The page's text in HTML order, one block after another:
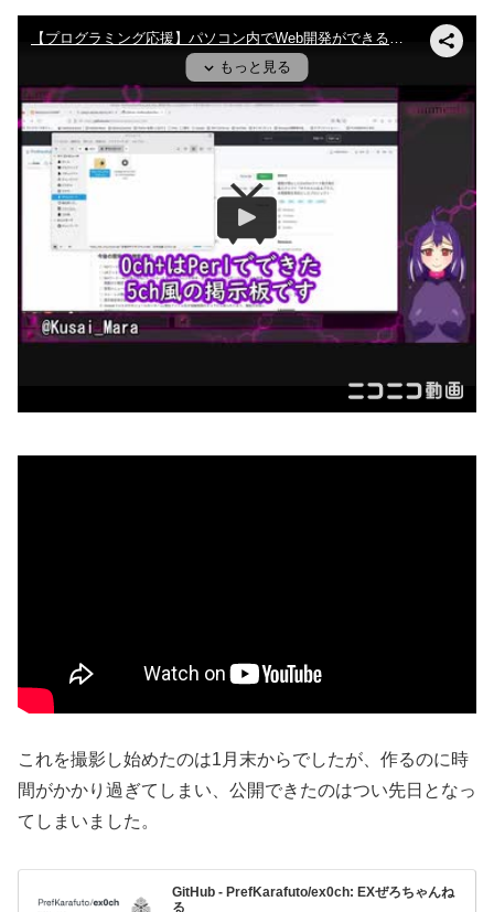
これを撮影し始めたのは1月末からでしたが、作るのに時
間がかかり過ぎてしまい、公開できたのはつい先日となっ
てしまいました。
GitHub - PrefKarafuto/ex0ch: EXぜろちゃんね
る